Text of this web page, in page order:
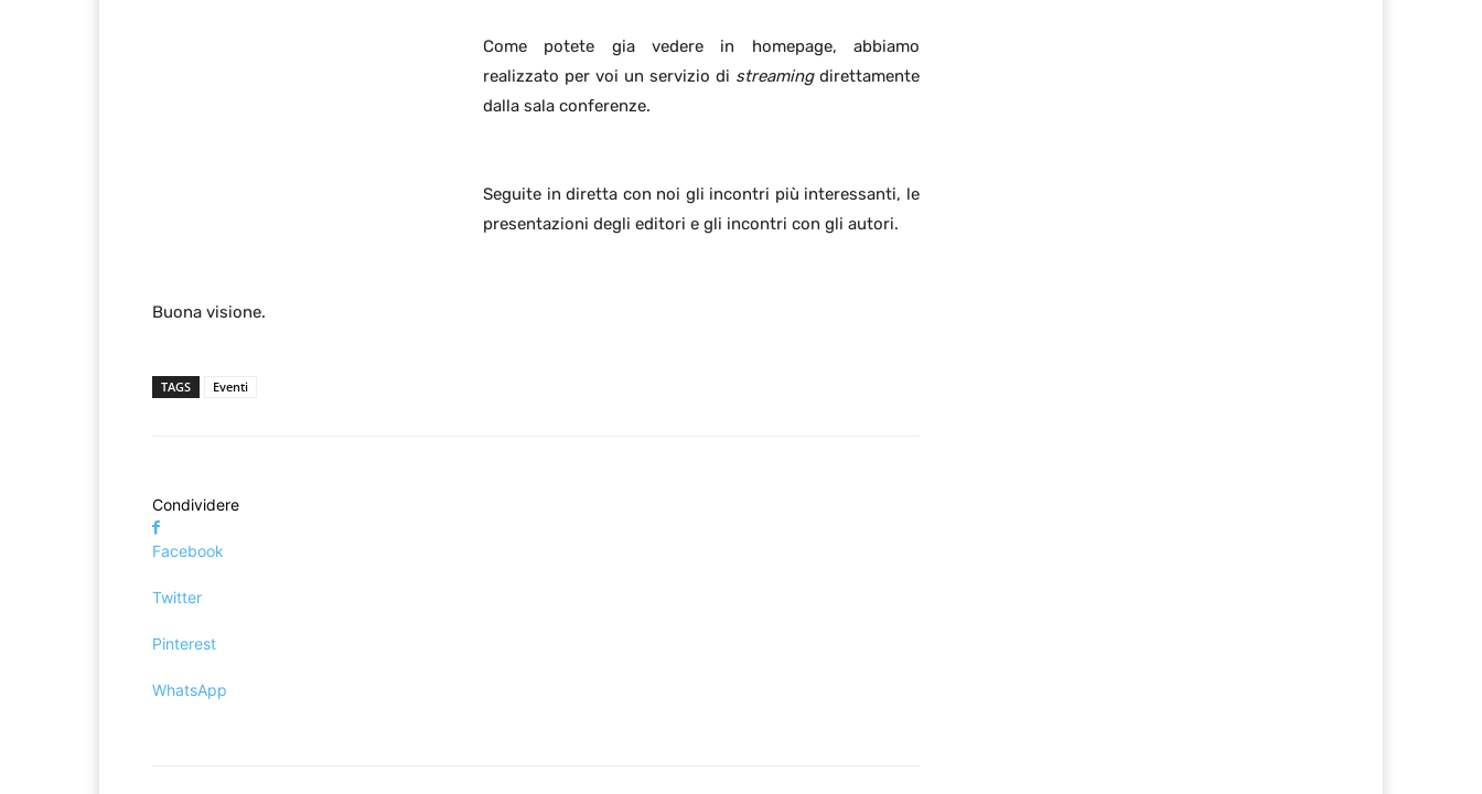
Come potete gia vedere in homepage, abbiamo
realizzato per voi un servizio di streaming direttamente
dalla sala conferenze.
Seguite in diretta con noi gli incontri più interessanti, le
presentazioni degli editori e gli incontri con gli autori.
Buona visione.
TAGS Eventi
Condividere
Facebook
Twitter
Pinterest
WhatsApp